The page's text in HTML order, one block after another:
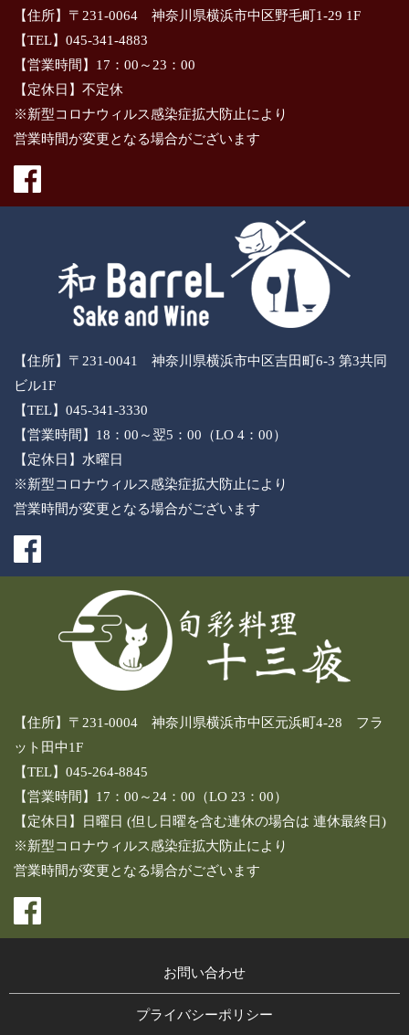
【住所】〒231-0064 神奈川県横浜市中区野毛町1-29 1F
【TEL】045-341-4883
【営業時間】17：00～23：00
【定休日】不定休
※新型コロナウィルス感染症拡大防止により
営業時間が変更となる場合がございます
【住所】〒231-0041 神奈川県横浜市中区吉田町6-3 第3共同
ビル1F
【TEL】045-341-3330
【営業時間】18：00～翌5：00（LO 4：00）
【定休日】水曜日
※新型コロナウィルス感染症拡大防止により
営業時間が変更となる場合がございます
【住所】〒231-0004 神奈川県横浜市中区元浜町4-28 フラ
ット田中1F
【TEL】045-264-8845
【営業時間】17：00～24：00（LO 23：00）
【定休日】日曜日 (但し日曜を含む連休の場合は 連休最終日)
※新型コロナウィルス感染症拡大防止により
営業時間が変更となる場合がございます
お問い合わせ
プライバシーポリシー